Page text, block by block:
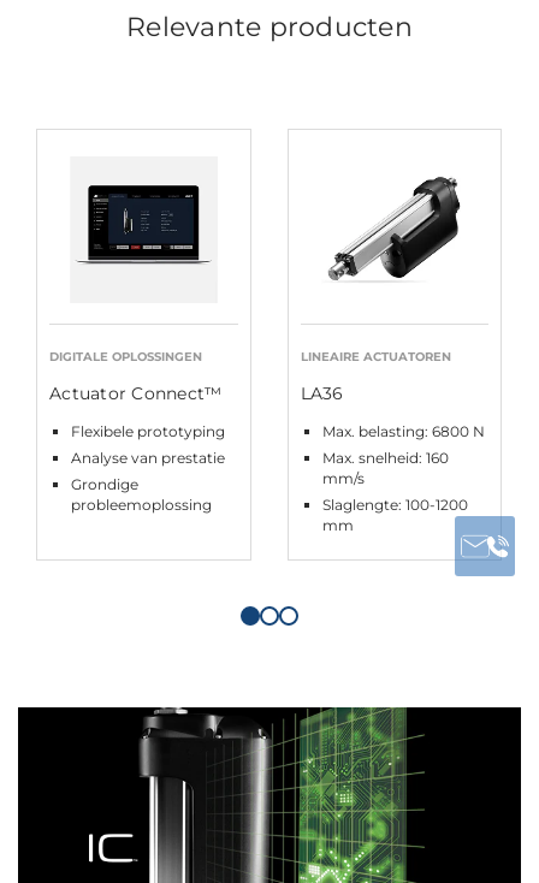
Relevante producten
DIGITALE OPLOSSINGEN
Actuator Connect™
Flexibele prototyping
Analyse van prestatie
Grondige
probleemoplossing
LINEAIRE ACTUATOREN
LA36
Max. belasting: 6800 N
Max. snelheid: 160
mm/s
Slaglengte: 100-1200
mm